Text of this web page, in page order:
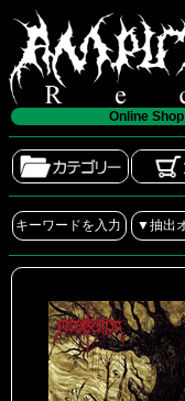
Online Shop